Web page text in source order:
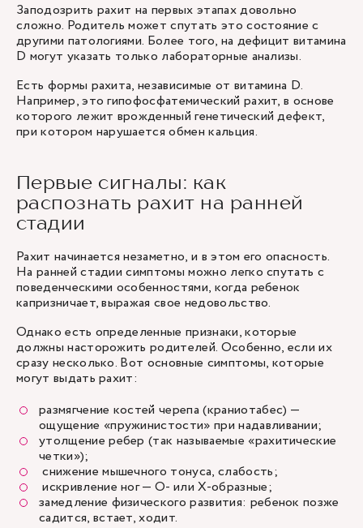
Заподозрить рахит на первых этапах довольно
сложно. Родитель может спутать это состояние с
другими патологиями. Более того, на дефицит витамина
D могут указать только лабораторные анализы.
Есть формы рахита, независимые от витамина D.
Например, это гипофосфатемический рахит, в основе
которого лежит врожденный генетический дефект,
при котором нарушается обмен кальция.
Первые сигналы: как
распознать рахит на ранней
стадии
Рахит начинается незаметно, и в этом его опасность.
На ранней стадии симптомы можно легко спутать с
поведенческими особенностями, когда ребенок
капризничает, выражая свое недовольство.
Однако есть определенные признаки, которые
должны насторожить родителей. Особенно, если их
сразу несколько. Вот основные симптомы, которые
могут выдать рахит:
размягчение костей черепа (краниотабес) —
ощущение «пружинистости» при надавливании;
утолщение ребер (так называемые «рахитические
четки»);
снижение мышечного тонуса, слабость;
искривление ног — О- или Х-образные;
замедление физического развития: ребенок позже
садится, встает, ходит.